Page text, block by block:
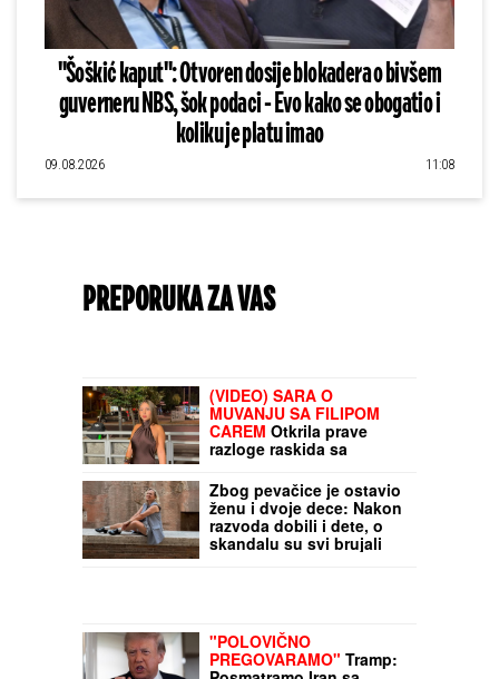
"Šoškić kaput": Otvoren dosije blokadera o bivšem
guverneru NBS, šok podaci - Evo kako se obogatio i
koliku je platu imao
09.08.2026 11:08
PREPORUKA ZA VAS
(VIDEO) SARA O
MUVANJU SA FILIPOM
CAREM Otkrila prave
razloge raskida sa
Muratom, spomenula i
prevaru: "Janjuš mi je
najveća greška"
Zbog pevačice je ostavio
ženu i dvoje dece: Nakon
razvoda dobili i dete, o
skandalu su svi brujali
"POLOVIČNO
PREGOVARAMO" Tramp: